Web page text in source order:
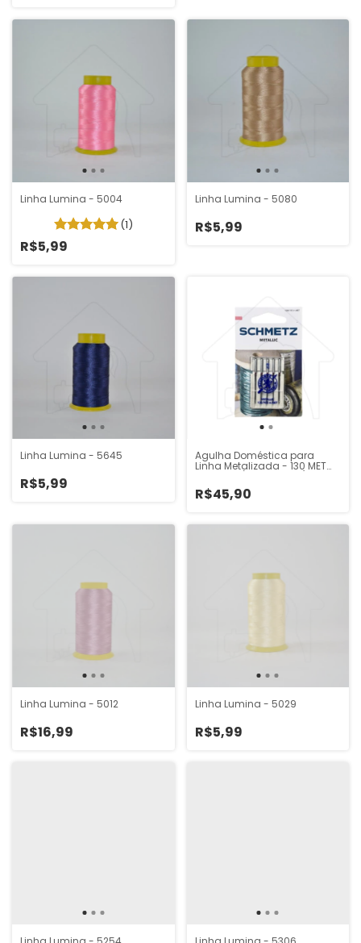
Linha Lumina - 5004
(1)
R$5,99
Linha Lumina - 5080
R$5,99
Linha Lumina - 5645
R$5,99
Agulha Doméstica para
Linha Metalizada - 130 MET
R$45,90
Linha Lumina - 5012
R$16,99
Linha Lumina - 5029
R$5,99